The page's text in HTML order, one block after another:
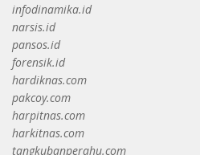
infodinamika.id
narsis.id
pansos.id
forensik.id
hardiknas.com
pakcoy.com
harpitnas.com
harkitnas.com
tangkubanperahu.com